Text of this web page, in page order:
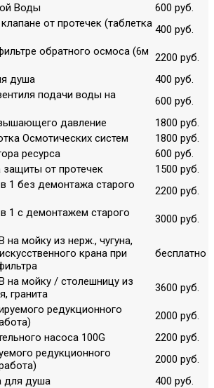
Воды
600 руб.
от протечек (таблетка 400 руб.
обратного осмоса (6м 2200 руб.
душа
400 руб.
подачи воды на
600 руб.
давление
1800 руб.
Осмотических систем
1800 руб.
ресурса
600 руб.
защиты от протечек
1500 руб.
1 без демонтажа старого
2200 руб.
1 с демонтажем старого
3000 руб.
на мойку из нерж., чугуна,
крана при
бесплатно
на мойку / столешницу из
гранита
3600 руб.
редукционного
2000 руб.
насоса 100G
2200 руб.
редукционного
2000 руб.
для душа
400 руб.